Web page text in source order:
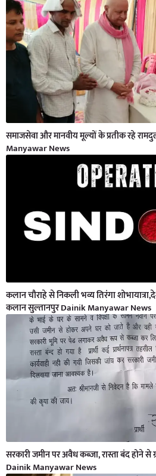
समाजसेवा और मानवीय मूल्यों के प्रतीक रहे
Manyawar News
कलान चौराहे से निकली भव्य तिरंगा
कलान सुल्तानपुर Dainik Manyawar News
सरकारी जमीन पर अवैध कब्जा, रास्ता बंद होने से
Dainik Manyawar News